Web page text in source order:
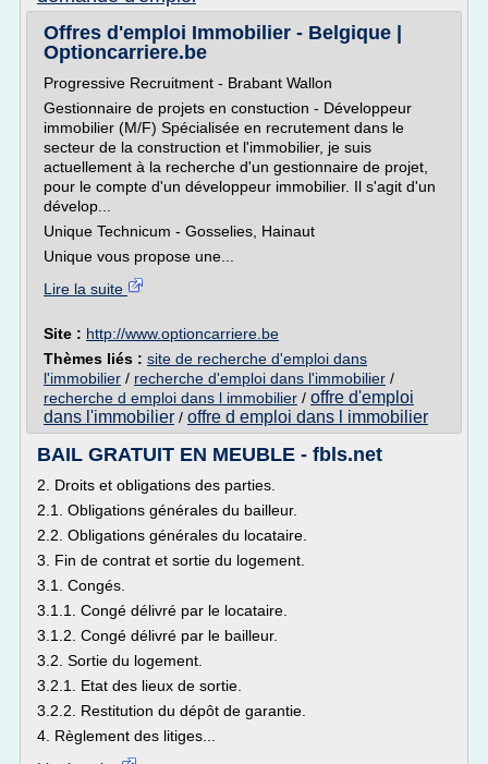
Offres d'emploi Immobilier - Belgique |
Optioncarriere.be
Progressive Recruitment - Brabant Wallon
Gestionnaire de projets en constuction - Développeur
immobilier (M/F) Spécialisée en recrutement dans le
secteur de la construction et l'immobilier, je suis
actuellement à la recherche d'un gestionnaire de projet,
pour le compte d'un développeur immobilier. Il s'agit d'un
dévelop...
Unique Technicum - Gosselies, Hainaut
Unique vous propose une...
Lire la suite
Site : http://www.optioncarriere.be
Thèmes liés : site de recherche d'emploi dans
l'immobilier / recherche d'emploi dans l'immobilier /
recherche d emploi dans l immobilier / offre d'emploi
dans l'immobilier / offre d emploi dans l immobilier
BAIL GRATUIT EN MEUBLE - fbls.net
2. Droits et obligations des parties.
2.1. Obligations générales du bailleur.
2.2. Obligations générales du locataire.
3. Fin de contrat et sortie du logement.
3.1. Congés.
3.1.1. Congé délivré par le locataire.
3.1.2. Congé délivré par le bailleur.
3.2. Sortie du logement.
3.2.1. Etat des lieux de sortie.
3.2.2. Restitution du dépôt de garantie.
4. Règlement des litiges...